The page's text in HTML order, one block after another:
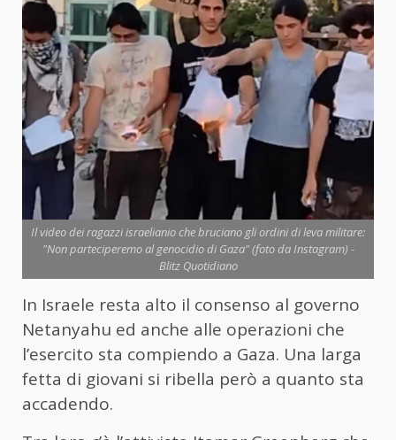
Il video dei ragazzi israelianio che bruciano gli ordini di leva militare:
"Non parteciperemo al genocidio di Gaza" (foto da Instagram) -
Blitz Quotidiano
In Israele resta alto il consenso al governo
Netanyahu ed anche alle operazioni che
l’esercito sta compiendo a Gaza. Una larga
fetta di giovani si ribella però a quanto sta
accadendo.